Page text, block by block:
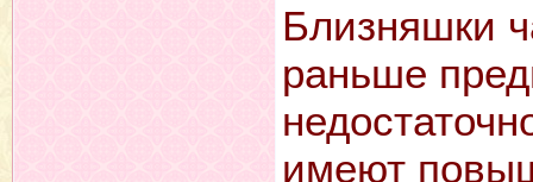
Близняшки
раньше
имеют